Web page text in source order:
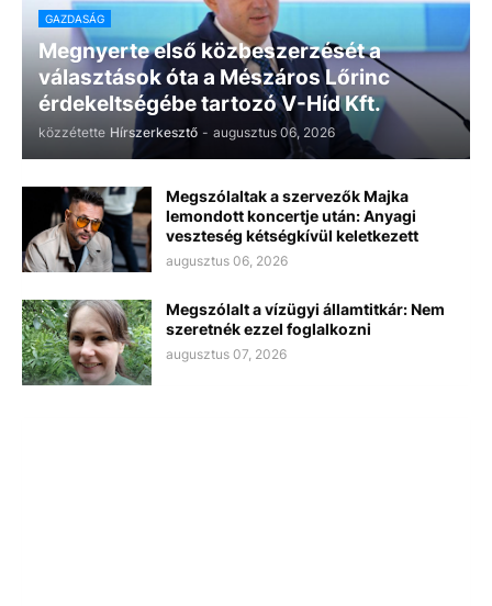
GAZDASÁG
Megnyerte első közbeszerzését a
választások óta a Mészáros Lőrinc
érdekeltségébe tartozó V-Híd Kft.
közzétette Hírszerkesztő - augusztus 06, 2026
Megszólaltak a szervezők Majka
lemondott koncertje után: Anyagi
veszteség kétségkívül keletkezett
augusztus 06, 2026
Megszólalt a vízügyi államtitkár: Nem
szeretnék ezzel foglalkozni
augusztus 07, 2026